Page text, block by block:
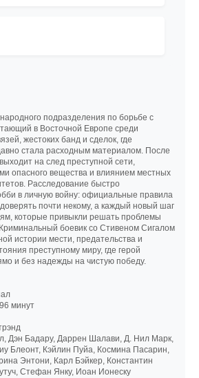
подразделения по борьбе с
в Восточной Европе среди
жестоких банд и сделок, где
стала расходным материалом. После
на след преступной сети,
опасного вещества и влиянием местных
Расследование быстро
в личную войну: официальные правила
почти некому, а каждый новый шаг
которые привыкли решать проблемы
боевик со Стивеном Сигалом
истории мести, предательства и
преступному миру, где герой
и без надежды на чистую победу.
минут
Дэн Бадару, Даррен Шалави, Д. Нил Марк,
Блеонт, Кэйлин Пуйа, Космина Пасарин,
Энтони, Карл Бэйкер, Константин
Стефан Янку, Иоан Ионеску